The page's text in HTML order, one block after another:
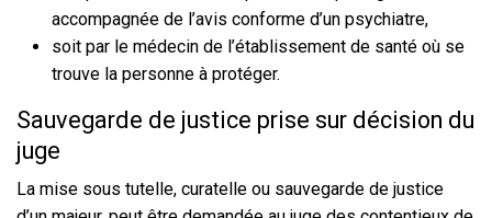
accompagnée de l’avis conforme d’un psychiatre,
soit par le médecin de l’établissement de santé où se
trouve la personne à protéger.
Sauvegarde de justice prise sur décision du
juge
La mise sous tutelle, curatelle ou sauvegarde de justice